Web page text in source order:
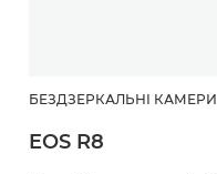
БЕЗДЗЕРКАЛЬНІ КАМЕРИ
EOS R8